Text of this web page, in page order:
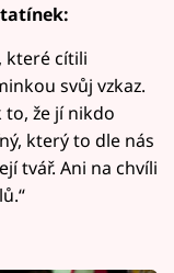
které cítili
svůj vzkaz.
to, že jí nikdo
který to dle nás
tvář. Ani na chvíli